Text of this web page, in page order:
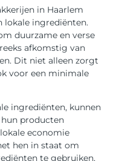
in Haarlem
lokale ingrediënten.
duurzame en verse
afkomstig van
Dit niet alleen zorgt
voor een minimale
ingrediënten, kunnen
producten
economie
hen in staat om
te gebruiken,